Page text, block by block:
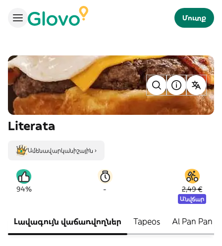
Մուտք
Literata
Ամենավարկանիշային ›
94% - 2,49 €
Անվճար
Լավագույն վաճառվողներ Tapeos Al Pan Pan